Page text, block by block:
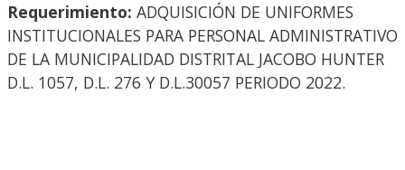
Requerimiento: ADQUISICIÓN DE UNIFORMES
INSTITUCIONALES PARA PERSONAL ADMINISTRATIVO
DE LA MUNICIPALIDAD DISTRITAL JACOBO HUNTER
D.L. 1057, D.L. 276 Y D.L.30057 PERIODO 2022.